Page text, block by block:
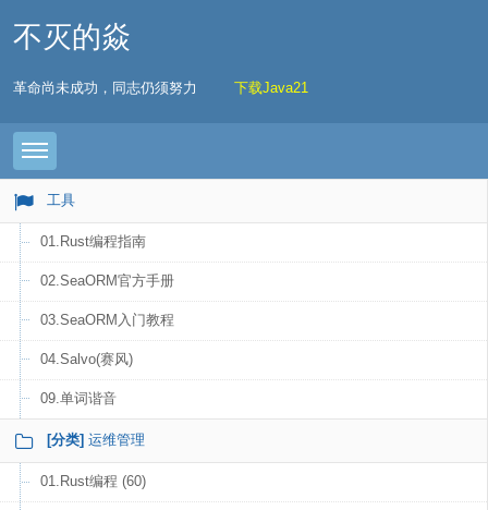
不灭的焱
革命尚未成功，同志仍须努力 下载Java21
Toggle navigation
工具
01.Rust编程指南
02.SeaORM官方手册
03.SeaORM入门教程
04.Salvo(赛风)
09.单词谐音
[分类] 运维管理
01.Rust编程 (60)